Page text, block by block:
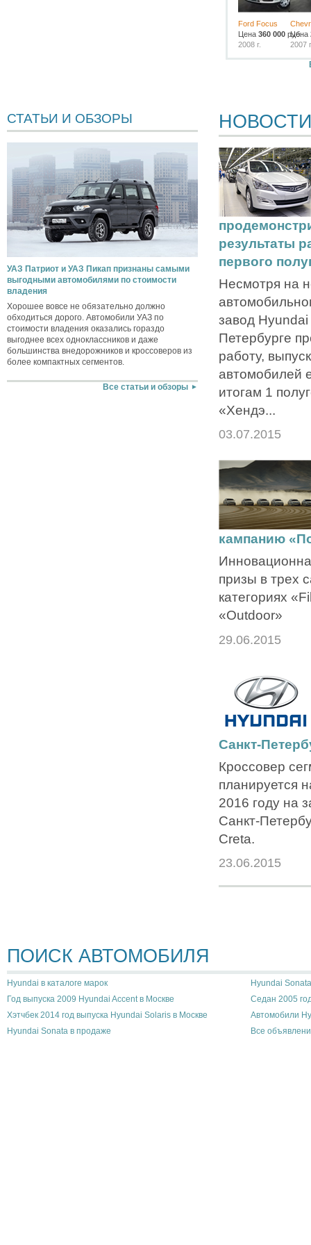
Ford Focus
Цена 360 000 руб.
2008 г.
Цена
2007
СТАТЬИ И ОБЗОРЫ
УАЗ Патриот и УАЗ Пикап признаны самыми
выгодными автомобилями по стоимости
владения
Хорошее вовсе не обязательно должно
обходиться дорого. Автомобили УАЗ по
стоимости владения оказались гораздо
выгоднее всех одноклассников и даже
большинства внедорожников и кроссоверов из
более компактных сегментов.
Все статьи и обзоры
НОВОСТИ
результаты
первого
Несмотря на
завод
Петербурге
работу,
автомобилей
итогам 1
«Хендэ...
03.07.2015
кампанию
призы в трех
категориях
«Outdoor»
29.06.2015
Санкт-
Кроссовер
планируется
2016 году на
Санкт-
Creta.
23.06.2015
ПОИСК АВТОМОБИЛЯ
Hyundai в каталоге марок
Hyundai
Год выпуска 2009 Hyundai Accent в Москве
Седан 2005
Хэтчбек 2014 год выпуска Hyundai Solaris в Москве
Автомобили
Hyundai Sonata в продаже
Все